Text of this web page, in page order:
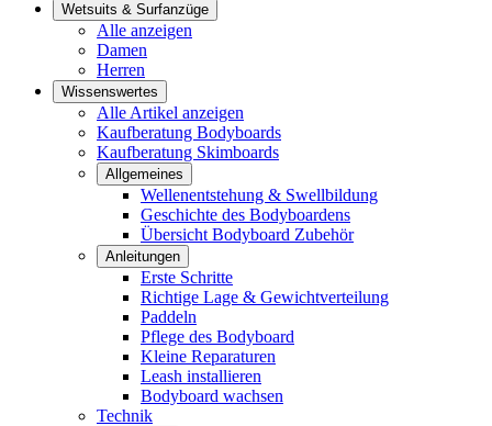
Wetsuits & Surfanzüge
Alle anzeigen
Damen
Herren
Wissenswertes
Alle Artikel anzeigen
Kaufberatung Bodyboards
Kaufberatung Skimboards
Allgemeines
Wellenentstehung & Swellbildung
Geschichte des Bodyboardens
Übersicht Bodyboard Zubehör
Anleitungen
Erste Schritte
Richtige Lage & Gewichtverteilung
Paddeln
Pflege des Bodyboard
Kleine Reparaturen
Leash installieren
Bodyboard wachsen
Technik